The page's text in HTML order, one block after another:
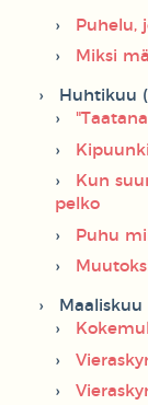
Puhelu,
Miksi
Huhtikuu
Kun
pelko
Puhu
Maaliskuu